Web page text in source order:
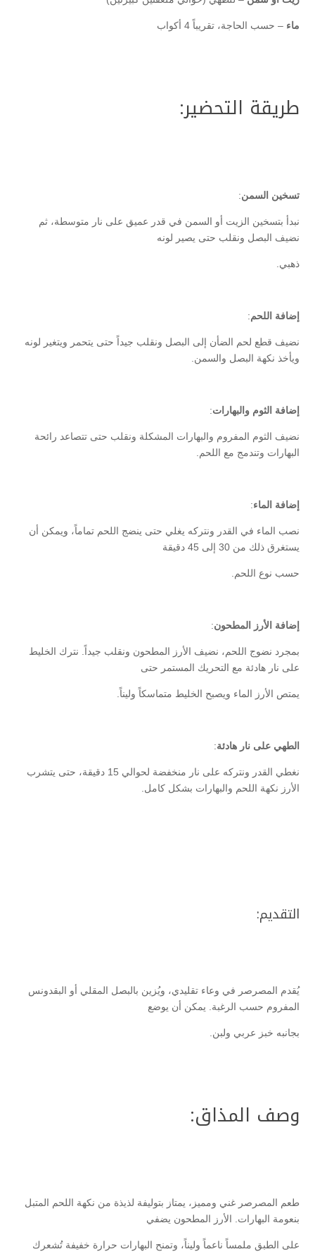
ماء – حسب الحاجة، تقريباً 4 أكواب
طريقة التحضير:
تسخين السمن:
نبدأ بتسخين الزيت أو السمن في قدر عميق على نار متوسطة، ثم
نضيف البصل ونقلب حتى يصير لونه
ذهبي.
إضافة اللحم:
نضيف قطع لحم الضأن إلى البصل ونقلب جيداً حتى يتحمر ويتغير لونه
ويأخذ نكهة البصل والسمن.
إضافة الثوم والبهارات:
نضيف الثوم المفروم والبهارات المشكلة ونقلب حتى تتصاعد رائحة
البهارات وتندمج مع اللحم.
إضافة الماء:
نصب الماء في القدر ونتركه يغلي حتى ينضج اللحم تماماً، ويمكن أن
يستغرق ذلك من 30 إلى 45 دقيقة
حسب نوع اللحم.
إضافة الأرز المطحون:
بمجرد نضوج اللحم، نضيف الأرز المطحون ونقلب جيداً. نترك الخليط
على نار هادئة مع التحريك المستمر حتى
يمتص الأرز الماء ويصبح الخليط متماسكاً وليناً.
الطهي على نار هادئة:
نغطي القدر ونتركه على نار منخفضة لحوالي 15 دقيقة، حتى يتشرب
الأرز نكهة اللحم والبهارات بشكل كامل.
التقديم:
يُقدم المصرصر في وعاء تقليدي، ويُزين بالبصل المقلي أو البقدونس
المفروم حسب الرغبة. يمكن أن يوضع
بجانبه خبز عربي ولبن.
وصف المذاق:
طعم المصرصر غني ومميز، يمتاز بتوليفة لذيذة من نكهة اللحم المتبل
بنعومة البهارات. الأرز المطحون يضفي
على الطبق ملمساً ناعماً وليناً، وتمنح البهارات حرارة خفيفة تُشعرك